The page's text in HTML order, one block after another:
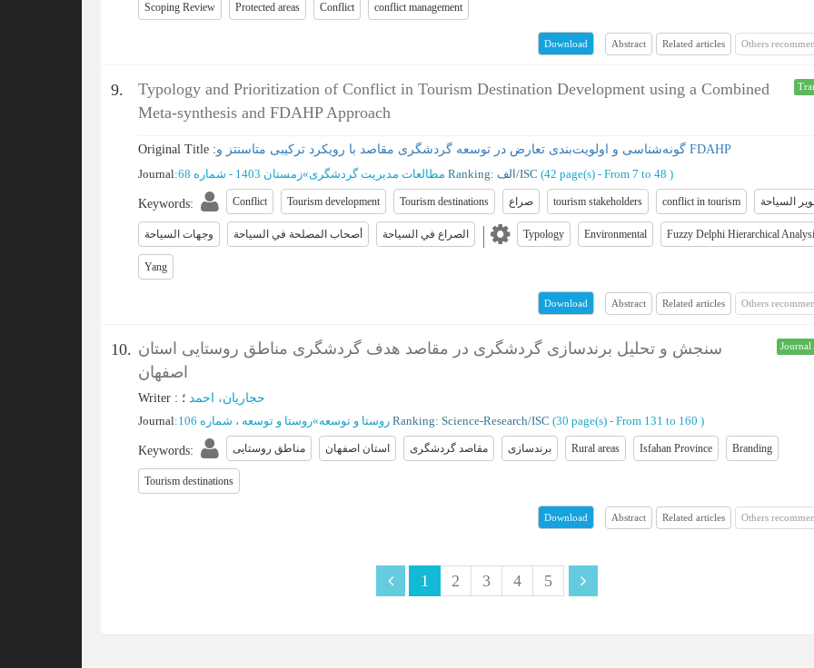
Scoping Review Protected areas Conflict conflict management
Download Abstract Related articles Others
9.
Typology and Prioritization of Conflict in Tourism Destination Development using a Combined
Meta-synthesis and FDAHP Approach
Original Title :
گونه‌شناسی و اولویت‌بندی تعارض در توسعه گردشگری مقاصد با رویکرد ترکیبی متاسنتز و FDAHP
Journal: مطالعات مدیریت گردشگری»زمستان 1403 - شماره 68 Ranking: الف/ISC (‎42 page(s) - From 7 to 48 )
Keywords: Conflict Tourism development Tourism destinations صراع tourism stakeholders conflict in tourism السياحة
وجهات السياحة أصحاب المصلحة في السياحة الصراع في السياحة Typology Environmental Fuzzy Delphi Hierarchical
Yang
Download Abstract Related articles Others
10. سنجش و تحلیل برندسازی گردشگری در مقاصد هدف گردشگری مناطق روستایی استان
اصفهان
Journal
Writer : حجاریان، احمد ؛
Journal: روستا و توسعه»روستا و توسعه ، شماره 106 Ranking: Science-Research/ISC (‎30 page(s) - From 131 to 160 )
Keywords: مناطق روستایی استان اصفهان مقاصد گردشگری برندسازی Rural areas Isfahan Province Branding
Tourism destinations
Download Abstract Related articles Others
1 2 3 4 5